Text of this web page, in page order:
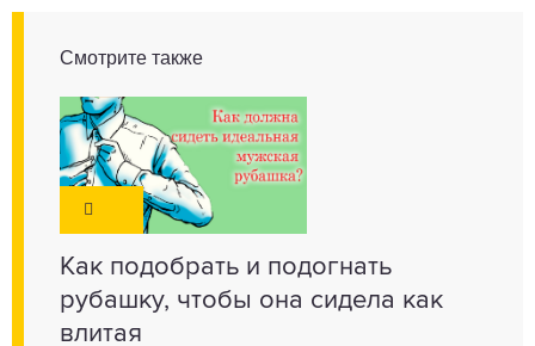
Смотрите также
Как подобрать и подогнать
рубашку, чтобы она сидела как
влитая